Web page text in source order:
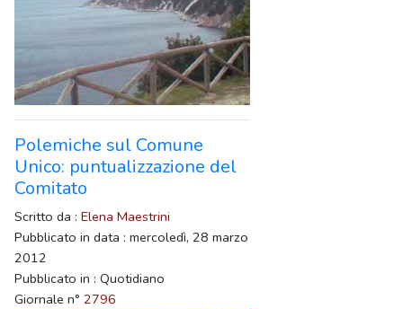
Polemiche sul Comune
Unico: puntualizzazione del
Comitato
Scritto da : Elena Maestrini
Pubblicato in data : mercoledì, 28 marzo
2012
Pubblicato in : Quotidiano
Giornale n° 2796